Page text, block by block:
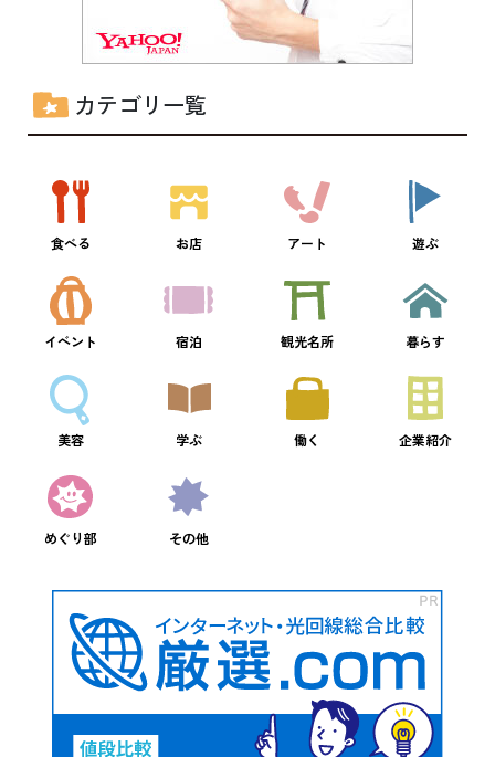
カテゴリ一覧
食べる お店 アート 遊ぶ
イベント 宿泊 観光名所 暮らす
美容 学ぶ 働く 企業紹介
めぐり部 その他